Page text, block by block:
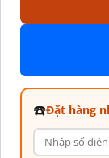
☎️Đặt hàng